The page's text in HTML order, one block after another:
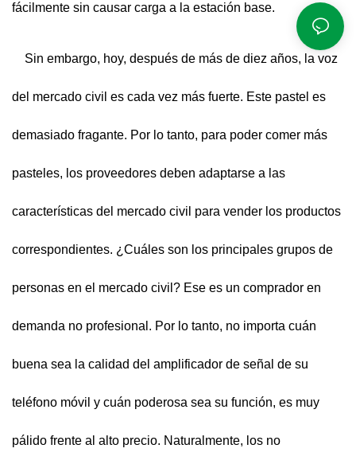
fácilmente sin causar carga a la estación base.
Sin embargo, hoy, después de más de diez años, la voz
del mercado civil es cada vez más fuerte. Este pastel es
demasiado fragante. Por lo tanto, para poder comer más
pasteles, los proveedores deben adaptarse a las
características del mercado civil para vender los productos
correspondientes. ¿Cuáles son los principales grupos de
personas en el mercado civil? Ese es un comprador en
demanda no profesional. Por lo tanto, no importa cuán
buena sea la calidad del amplificador de señal de su
teléfono móvil y cuán poderosa sea su función, es muy
pálido frente al alto precio. Naturalmente, los no